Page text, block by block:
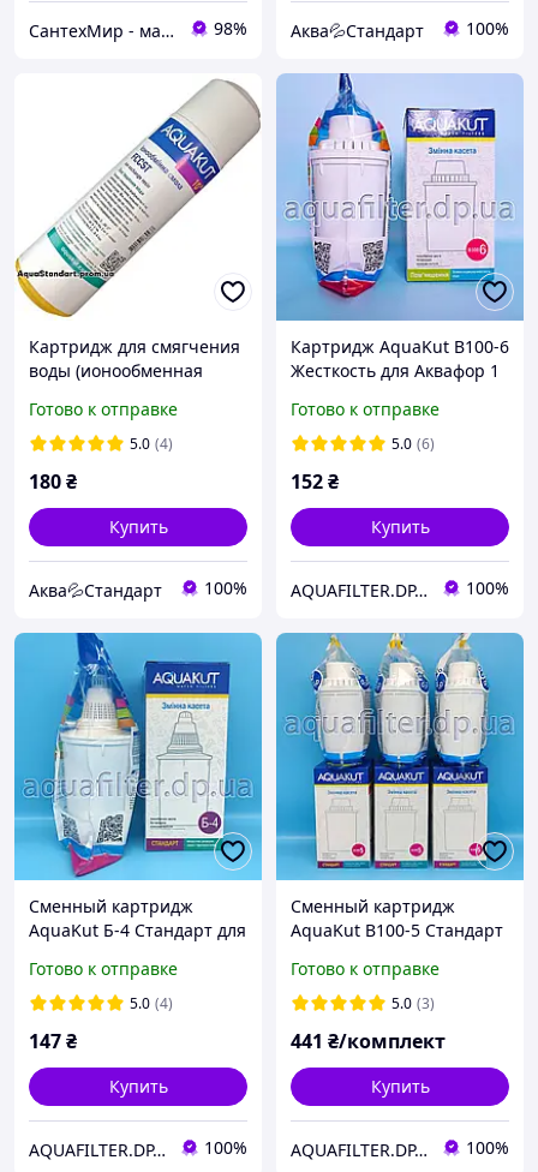
СантехМир - магазин сантехники 98% Аква💦Стандарт 100%
Картридж для смягчения
воды (ионообменная
2.5х10''
Готово к отправке
5.0 (4)
180₴
Купить
Аква💦Стандарт 100%
Картридж AquaKut В100-6
Жесткость для Аквафор 1
Готово к отправке
5.0 (6)
152₴
Купить
AQUAFILTER.DP.UA — Фильтры для воды 100%
Сменный картридж
AquaKut Б-4 Стандарт для
Готово к отправке
5.0 (4)
147₴
Купить
AQUAFILTER.DP.UA — Фильтры для воды 100%
Сменный картридж
AquaKut B100-5 Стандарт
Готово к отправке
5.0 (3)
441 ₴/комплект
Купить
AQUAFILTER.DP.UA — Фильтры для воды 100%